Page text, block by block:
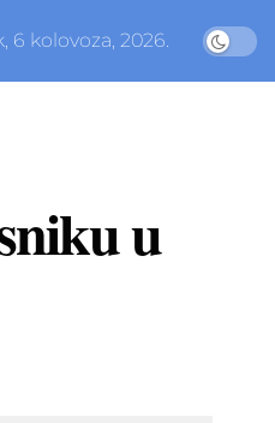
6 kolovoza, 2026.
u